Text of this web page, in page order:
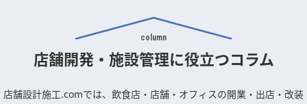
column
店舗開発・施設管理に役立つコラム
店舗設計施工.comでは、飲食店・店舗・オフィスの開業・出店・改装